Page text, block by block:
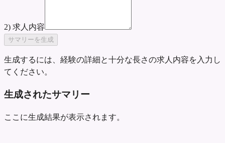
2) 求人内容
サマリーを生成
生成するには、経験の詳細と十分な長さの求人内容を入力し
てください。
生成されたサマリー
ここに生成結果が表示されます。